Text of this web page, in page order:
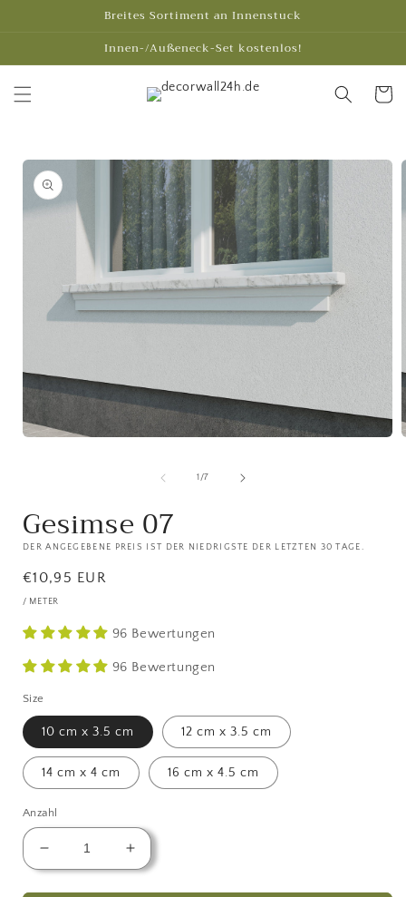
Breites Sortiment an Innenstuck
Innen-/Außeneck-Set kostenlos!
1 /von
7
Gesimse 07
DER ANGEGEBENE PREIS IST DER NIEDRIGSTE DER LETZTEN 30 TAGE.
Normaler
Preis
€10,95 EUR
/ METER
96 Bewertungen
96 Bewertungen
Size
10 cm x 3.5 cm 12 cm x 3.5 cm
14 cm x 4 cm 16 cm x 4.5 cm
Anzahl
Verringere
die
Erhöhe
die